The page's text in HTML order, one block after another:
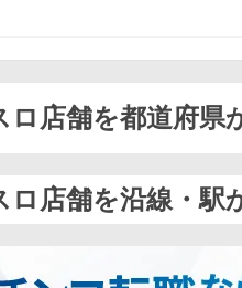
店舗を都道府県
店舗を沿線・駅